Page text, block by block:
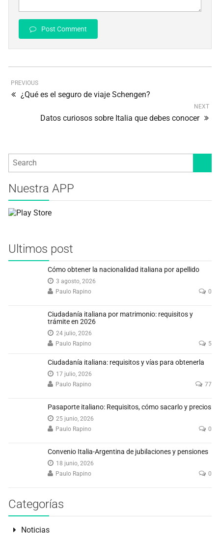
Post Comment
PREVIOUS
¿Qué es el seguro de viaje Schengen?
NEXT
Datos curiosos sobre Italia que debes conocer
Nuestra APP
Ultimos post
Cómo obtener la nacionalidad italiana por apellido
3 agosto, 2026
Paulo Rapino
0
Ciudadanía italiana por matrimonio: requisitos y
trámite en 2026
24 julio, 2026
Paulo Rapino
5
Ciudadanía italiana: requisitos y vías para obtenerla
17 julio, 2026
Paulo Rapino
77
Pasaporte italiano: Requisitos, cómo sacarlo y precios
25 junio, 2026
Paulo Rapino
0
Convenio Italia-Argentina de jubilaciones y pensiones
18 junio, 2026
Paulo Rapino
0
Categorías
Noticias